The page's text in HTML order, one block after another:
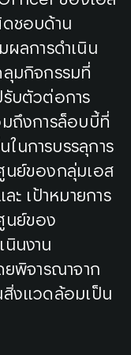
ดชอบด้าน
ลการดำเนิน
มกิจกรรมที่
รับตัวต่อการ
ถึงการล็อบบี้ที่
นการบรรลุการ
นย์ของกลุ่มเอส
ะ เป้าหมายการ
นย์ของ
นินงาน
ยพิจารณาจาก
สิ่งแวดล้อมเป็น